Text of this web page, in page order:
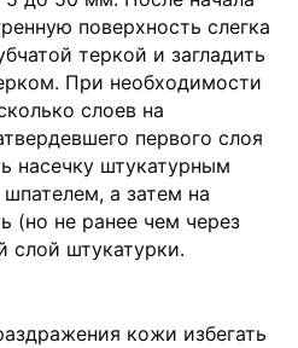
поверхность слегка
теркой и загладить
При необходимости
слоев на
первого слоя
насечку штукатурным
а затем на
(но не ранее чем через
слой штукатурки.
кожи избегать